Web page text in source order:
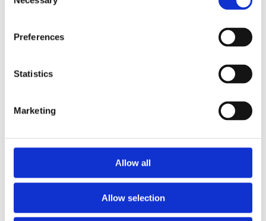
Selection
Preferences
Statistics
Marketing
Allow all
Allow selection